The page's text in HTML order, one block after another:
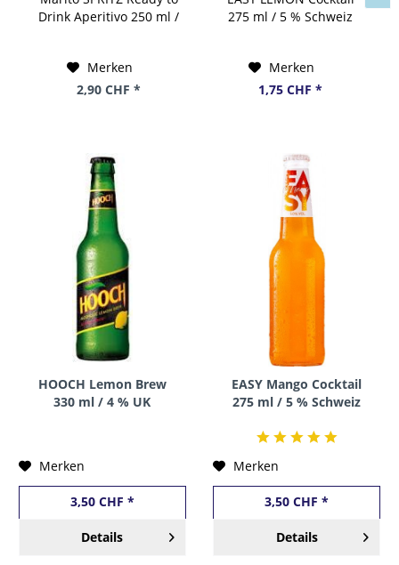
Drink Aperitivo 250 ml /
Merken
2,90 CHF *
275 ml / 5 % Schweiz
Merken
1,75 CHF *
HOOCH Lemon Brew
330 ml / 4 % UK
Merken
3,50 CHF *
Details
EASY Mango Cocktail
275 ml / 5 % Schweiz
Merken
3,50 CHF *
Details